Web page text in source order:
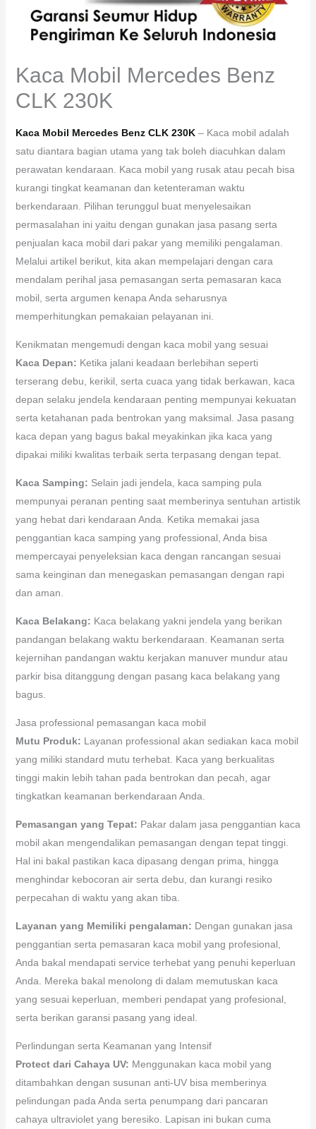
Kaca Mobil Mercedes Benz
CLK 230K
Kaca Mobil Mercedes Benz CLK 230K – Kaca mobil adalah
satu diantara bagian utama yang tak boleh diacuhkan dalam
perawatan kendaraan. Kaca mobil yang rusak atau pecah bisa
kurangi tingkat keamanan dan ketenteraman waktu
berkendaraan. Pilihan terunggul buat menyelesaikan
permasalahan ini yaitu dengan gunakan jasa pasang serta
penjualan kaca mobil dari pakar yang memiliki pengalaman.
Melalui artikel berikut, kita akan mempelajari dengan cara
mendalam perihal jasa pemasangan serta pemasaran kaca
mobil, serta argumen kenapa Anda seharusnya
memperhitungkan pemakaian pelayanan ini.
Kenikmatan mengemudi dengan kaca mobil yang sesuai
Kaca Depan: Ketika jalani keadaan berlebihan seperti
terserang debu, kerikil, serta cuaca yang tidak berkawan, kaca
depan selaku jendela kendaraan penting mempunyai kekuatan
serta ketahanan pada bentrokan yang maksimal. Jasa pasang
kaca depan yang bagus bakal meyakinkan jika kaca yang
dipakai miliki kwalitas terbaik serta terpasang dengan tepat.
Kaca Samping: Selain jadi jendela, kaca samping pula
mempunyai peranan penting saat memberinya sentuhan artistik
yang hebat dari kendaraan Anda. Ketika memakai jasa
penggantian kaca samping yang professional, Anda bisa
mempercayai penyeleksian kaca dengan rancangan sesuai
sama keinginan dan menegaskan pemasangan dengan rapi
dan aman.
Kaca Belakang: Kaca belakang yakni jendela yang berikan
pandangan belakang waktu berkendaraan. Keamanan serta
kejernihan pandangan waktu kerjakan manuver mundur atau
parkir bisa ditanggung dengan pasang kaca belakang yang
bagus.
Jasa professional pemasangan kaca mobil
Mutu Produk: Layanan professional akan sediakan kaca mobil
yang miliki standard mutu terhebat. Kaca yang berkualitas
tinggi makin lebih tahan pada bentrokan dan pecah, agar
tingkatkan keamanan berkendaraan Anda.
Pemasangan yang Tepat: Pakar dalam jasa penggantian kaca
mobil akan mengendalikan pemasangan dengan tepat tinggi.
Hal ini bakal pastikan kaca dipasang dengan prima, hingga
menghindar kebocoran air serta debu, dan kurangi resiko
perpecahan di waktu yang akan tiba.
Layanan yang Memiliki pengalaman: Dengan gunakan jasa
penggantian serta pemasaran kaca mobil yang profesional,
Anda bakal mendapati service terhebat yang penuhi keperluan
Anda. Mereka bakal menolong di dalam memutuskan kaca
yang sesuai keperluan, memberi pendapat yang profesional,
serta berikan garansi pasang yang ideal.
Perlindungan serta Keamanan yang Intensif
Protect dari Cahaya UV: Menggunakan kaca mobil yang
ditambahkan dengan susunan anti-UV bisa memberinya
pelindungan pada Anda serta penumpang dari pancaran
cahaya ultraviolet yang beresiko. Lapisan ini bukan cuma